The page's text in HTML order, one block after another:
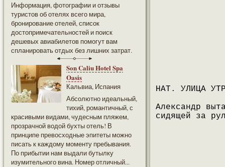
Информация, фотографии и отзывы
туристов об отелях всего мира,
бронирование отелей, список
достопримечательностей и поиск
дешевых авиабилетов помогут вам
спланировать отдых без лишних затрат.
Son Caliu Hotel Spa
Oasis
Кальвиа, Испания
Абсолютно идеальный,
тихий, романтичный, с
красивыми видами, чудесным пляжем,
прозрачной водой бухты отель! В
принципе превосходные эпитеты можно
писать к каждому моменту пребывания.
По прибытии нам выдали бутылку
изумительного вина. Номер отличный...
НАТ. УЛИЦА
Александр
сидящей за